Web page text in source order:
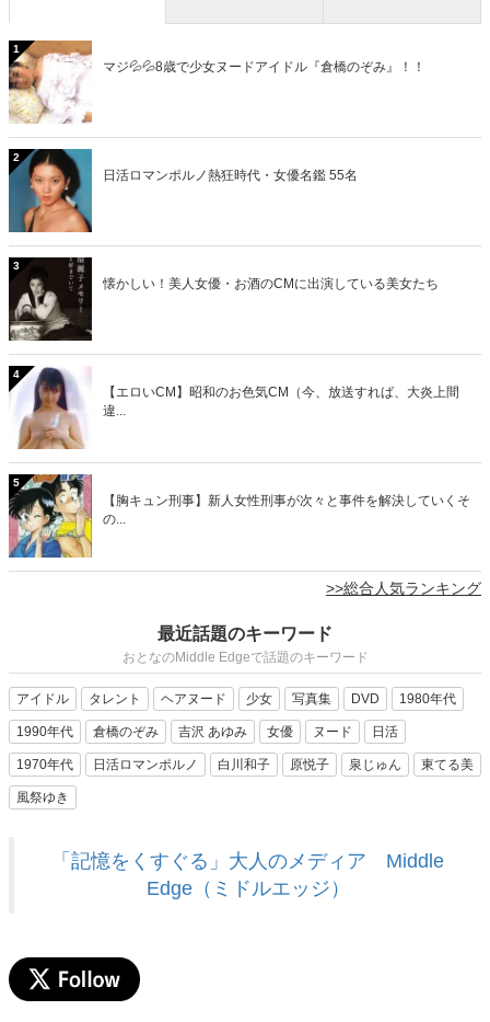
1
マジ💦💦8歳で少女ヌードアイドル『倉橋のぞみ』！！
2
日活ロマンポルノ熱狂時代・女優名鑑 55名
3
懐かしい！美人女優・お酒のCMに出演している美女たち
4
【エロいCM】昭和のお色気CM（今、放送すれば、大炎上間
違...
5
【胸キュン刑事】新人女性刑事が次々と事件を解決していくそ
の...
>>総合人気ランキング
最近話題のキーワード
おとなのMiddle Edgeで話題のキーワード
アイドル タレント ヘアヌード 少女 写真集 DVD 1980年代
1990年代 倉橋のぞみ 吉沢 あゆみ 女優 ヌード 日活
1970年代 日活ロマンポルノ 白川和子 原悦子 泉じゅん 東てる美
風祭ゆき
「記憶をくすぐる」大人のメディア Middle
Edge（ミドルエッジ）